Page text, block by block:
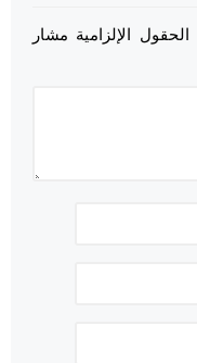
الحقول الإلزامية مشار